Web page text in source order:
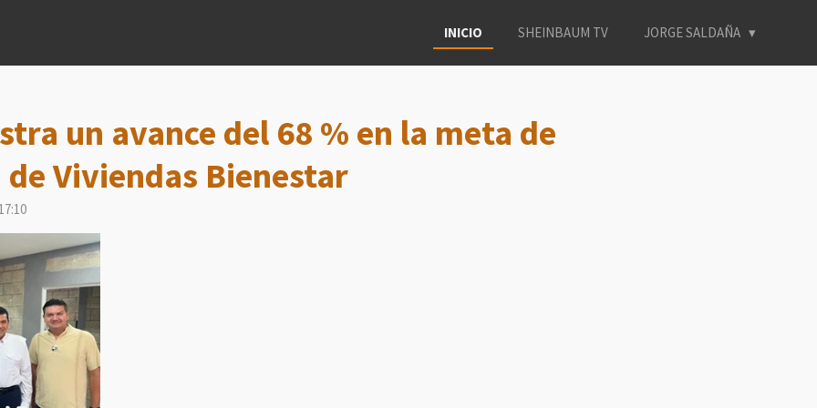
INICIO SHEINBAUM TV JORGE SALDAÑA
un avance del 68 % en la meta de
Viviendas Bienestar